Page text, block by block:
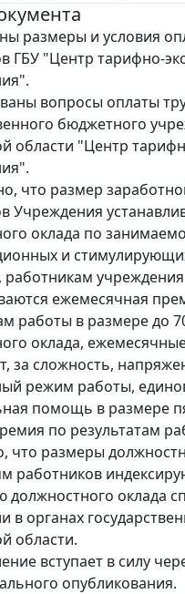
размеры и условия
ГБУ "Центр тарифно-
вопросы оплаты
бюджетного
области "Центр
что размер
Учреждения
оклада по
и
работникам учреждения
ежемесячная
работы в размере до
оклада,
за сложность,
режим работы,
помощь в размере
по результатам
что размеры
работников
должностного оклада
в органах
области.
вступает в силу
опубликования.